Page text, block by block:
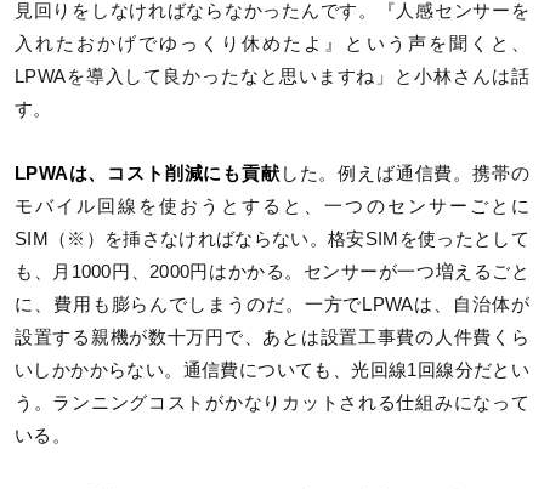
見回りをしなければならなかったんです。『人感センサーを
入れたおかげでゆっくり休めたよ』という声を聞くと、
LPWAを導入して良かったなと思いますね」と小林さんは話
す。
LPWAは、コスト削減にも貢献 した。例えば通信費。携帯の
モバイル回線を使おうとすると、一つのセンサーごとに
SIM（※）を挿さなければならない。格安SIMを使ったとして
も、月1000円、2000円はかかる。センサーが一つ増えるごと
に、費用も膨らんでしまうのだ。一方でLPWAは、自治体が
設置する親機が数十万円で、あとは設置工事費の人件費くら
いしかかからない。通信費についても、光回線1回線分だとい
う。ランニングコストがかなりカットされる仕組みになって
いる。